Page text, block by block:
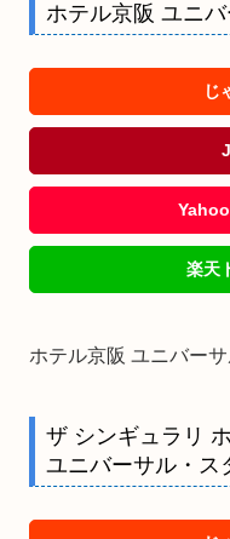
ホテル京阪 ユニ
じ
楽天
ホテル京阪 ユニバー
ザ シンギュラリ
ユニバーサル・ス